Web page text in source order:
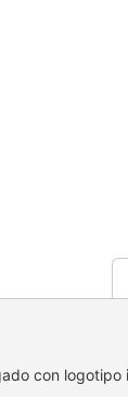
con logotipo